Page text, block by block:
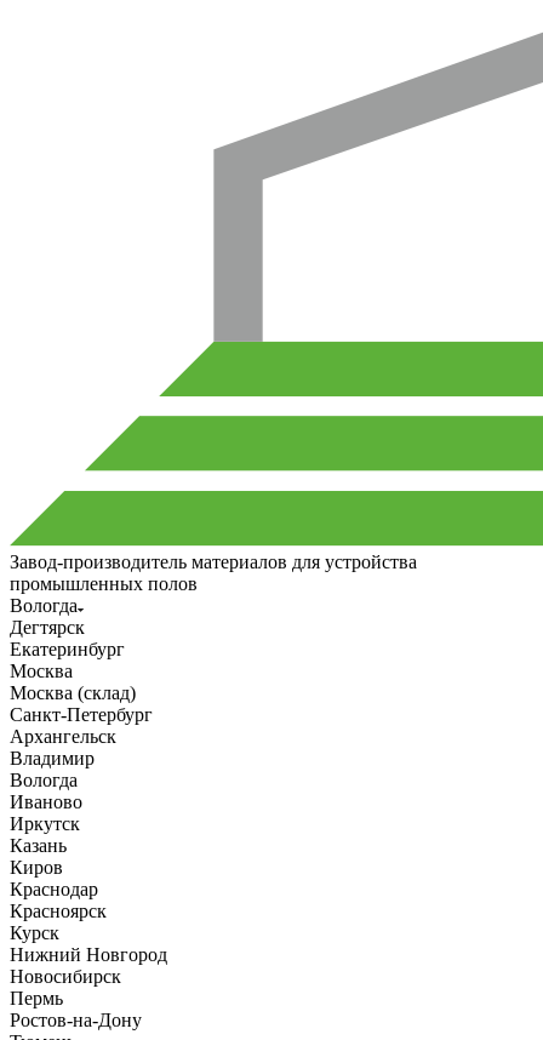
Завод-производитель материалов для устройства
промышленных полов
Вологда
Дегтярск
Екатеринбург
Москва
Москва (склад)
Санкт-Петербург
Архангельск
Владимир
Вологда
Иваново
Иркутск
Казань
Киров
Краснодар
Красноярск
Курск
Нижний Новгород
Новосибирск
Пермь
Ростов-на-Дону